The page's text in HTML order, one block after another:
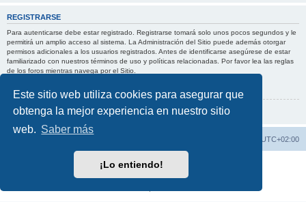
Este sitio web utiliza cookies para asegurar que
obtenga la mejor experiencia en nuestro sitio
web. Saber más
¡Lo entiendo!
REGISTRARSE
Para autenticarse debe estar registrado. Registrarse tomará solo unos pocos segundos y le
permitirá un amplio acceso al sistema. La Administración del Sitio puede además otorgar
permisos adicionales a los usuarios registrados. Antes de identificarse asegúrese de estar
familiarizado con nuestros términos de uso y políticas relacionadas. Por favor lea las reglas
de los foros mientras navega por el Sitio.
Registrarse
UTC+02:00
Desarrollado porphpBB® Forum Software © phpBB Limited
phpBB España